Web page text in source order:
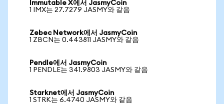
Immutable X에서 JasmyCoin
1 IMX는 27.7279 JASMY와 같음
Zebec Network에서 JasmyCoin
1 ZBCN는 0.443811 JASMY와 같음
Pendle에서 JasmyCoin
1 PENDLE는 341.9803 JASMY와 같음
Starknet에서 JasmyCoin
1 STRK는 6.4740 JASMY와 같음